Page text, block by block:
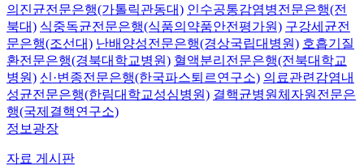
의진균전문은행(가톨릭관동대) 인수공통감염병전문은행(전
북대) 식중독균전문은행(식품의약품안전평가원) 구강세균전
문은행(조선대) 난배양성전문은행(경상국립대병원) 호흡기질
환전문은행(경북대학교병원) 혈액분리전문은행(전북대학교
병원) 신·변종전문은행(한국파스퇴르연구소) 의료관련감염내
성균전문은행(한림대학교성심병원) 결핵균병원체자원전문은
행(국제결핵연구소)
정보광장
자료 게시판